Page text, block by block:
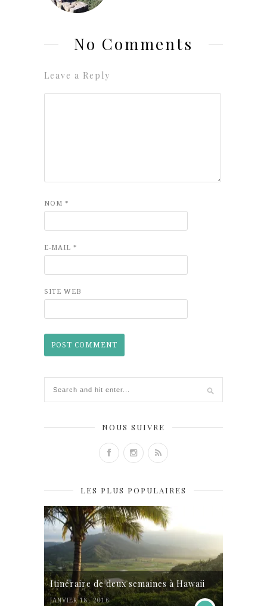
No Comments
Leave a Reply
NOM *
E-MAIL *
SITE WEB
NOUS SUIVRE
LES PLUS POPULAIRES
Itinéraire de deux semaines à Hawaii
JANVIER 18, 2016